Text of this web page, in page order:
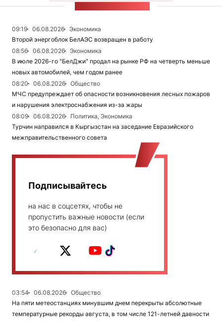
09:19 06.08.2026
Экономика
Второй энергоблок БелАЭС возвращен в работу
08:56
06.08.2026
Экономика
В июле 2026-го "БелДжи" продал на рынке РФ на четверть меньше
новых автомобилей, чем годом ранее
08:20
06.08.2026
Общество
МЧС предупреждает об опасности возникновения лесных пожаров
и нарушения электроснабжения из-за жары
08:09
06.08.2026
Политика, Экономика
Турчин направился в Кыргызстан на заседание Евразийского
межправительственного совета
Подписывайтесь
на нас в соцсетях, чтобы не
пропустить важные новости (если
это безопасно для вас)
03:54 06.08.2026
Общество
На пяти метеостанциях минувшим днем перекрыты абсолютные
температурные рекорды августа, в том числе 121-летней давности